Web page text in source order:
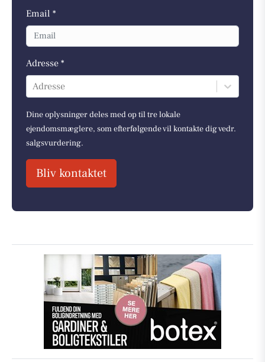
Email *
Adresse *
Adresse
Dine oplysninger deles med op til tre lokale
ejendomsmæglere, som efterfølgende vil kontakte dig vedr.
salgsvurdering.
Bliv kontaktet